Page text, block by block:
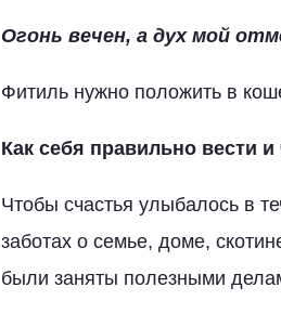
Огонь вечен, а дух мой
Фитиль нужно положить в
Как себя правильно вести
Чтобы счастья улыбалось в
заботах о семье, доме,
были заняты полезными